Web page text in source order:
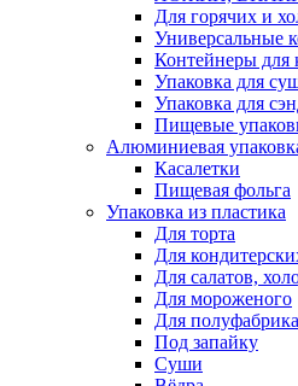
Для горячих и
Универсальные
Контейнеры для
Упаковка для
Упаковка для
Пищевые
Алюминиевая
Касалетки
Пищевая фольга
Упаковка из пластика
Для торта
Для
Для салатов,
Для мороженого
Для
Под запайку
Суши